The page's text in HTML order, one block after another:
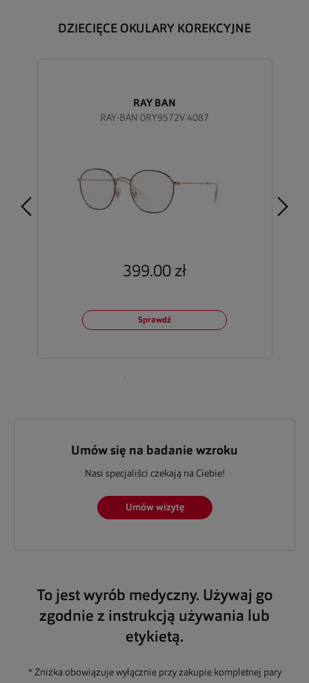
DZIECIĘCE OKULARY KOREKCYJNE
RAY BAN
RAY-BAN 0RY9572V 4087
399.00 zł
Sprawdź
Umów się na badanie wzroku
Nasi specjaliści czekają na Ciebie!
Umów wizytę
To jest wyrób medyczny. Używaj go
zgodnie z instrukcją używania lub
etykietą.
* Zniżka obowiązuje wyłącznie przy zakupie kompletnej pary